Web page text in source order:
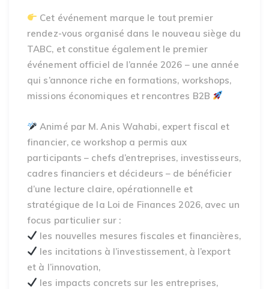
Cet événement marque le tout premier
rendez-vous organisé dans le nouveau siège du
TABC, et constitue également le premier
événement officiel de l’année 2026 – une année
qui s’annonce riche en formations, workshops,
missions économiques et rencontres B2B
Animé par M. Anis Wahabi, expert fiscal et
financier, ce workshop a permis aux
participants – chefs d’entreprises, investisseurs,
cadres financiers et décideurs – de bénéficier
d’une lecture claire, opérationnelle et
stratégique de la Loi de Finances 2026, avec un
focus particulier sur :
les nouvelles mesures fiscales et financières,
les incitations à l’investissement, à l’export
et à l’innovation,
les impacts concrets sur les entreprises,